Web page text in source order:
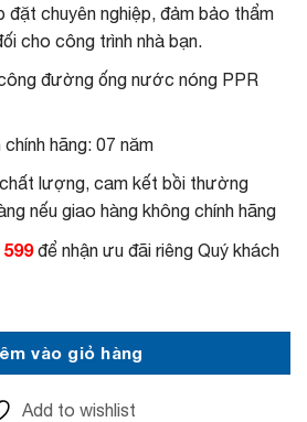
t
ạ
i
l
à
6
,
3
5
7
0
.
đặt chuyên nghiệp, đảm bảo thẩm
cho công trình nhà bạn.
đường ống nước nóng PPR
hãng: 07 năm
chất lượng, cam kết bồi thường
nếu giao hàng không chính hãng
để nhận ưu đãi riêng Quý khách
lượng mặt trời Matsuno 160 lít F58
vào giỏ hàng
Add to wishlist